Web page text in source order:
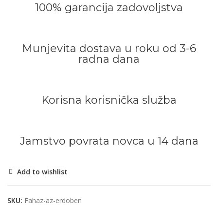
100% garancija zadovoljstva
Munjevita dostava u roku od 3-6
radna dana
Korisna korisnička služba
Jamstvo povrata novca u 14 dana
Add to wishlist
SKU: Fahaz-az-erdoben